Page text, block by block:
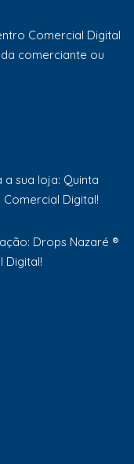
Comercial Digital
comerciante ou
sua loja: Quinta
Digital!
Drops Nazaré ®
Digital!